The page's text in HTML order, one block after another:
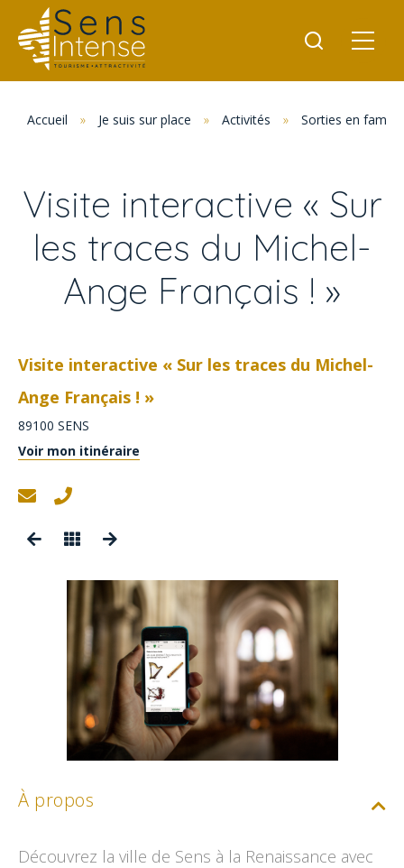
Accueil » Je suis sur place » Activités » Sorties en famille
Visite interactive « Sur
les traces du Michel-
Ange Français ! »
Visite interactive « Sur les traces du Michel-
Ange Français ! »
89100 SENS
Voir mon itinéraire
À propos
Découvrez la ville de Sens à la Renaissance avec